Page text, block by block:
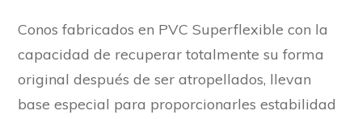
Conos fabricados en PVC Superflexible con la
capacidad de recuperar totalmente su forma
original después de ser atropellados, llevan
base especial para proporcionarles estabilidad